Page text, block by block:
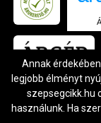
Annak
legjobb élményt
szepsegcikk.hu
használunk. Ha